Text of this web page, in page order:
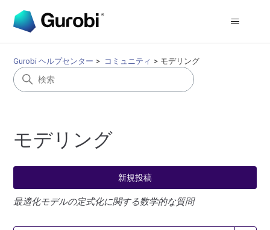
Gurobi ヘルプセンター コミュニティ モデリング
モデリング
新規投稿
最適化モデルの定式化に関する数学的な質問